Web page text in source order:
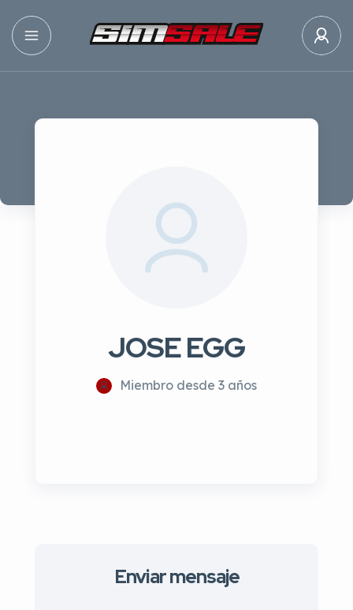
JOSE EGG
Miembro desde 3 años
Enviar mensaje